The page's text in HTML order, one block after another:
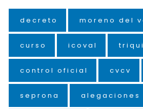
decreto moreno del
curso icoval
control oficial cvcv
seprona alegaciones